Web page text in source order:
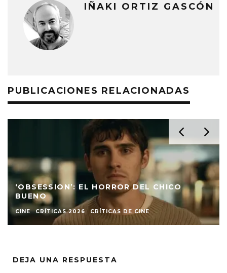
IÑAKI ORTIZ GASCÓN
PUBLICACIONES RELACIONADAS
OBSESSION: CONTRA EL CONTENIDO
CRÍTICAS 2026
DEJA UNA RESPUESTA